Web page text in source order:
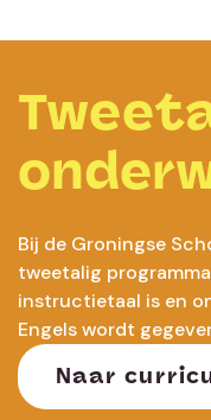
Bij de Groningse
tweetalig
instructietaal is en
Engels wordt
Naar